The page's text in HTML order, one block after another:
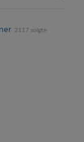
2117 solgte